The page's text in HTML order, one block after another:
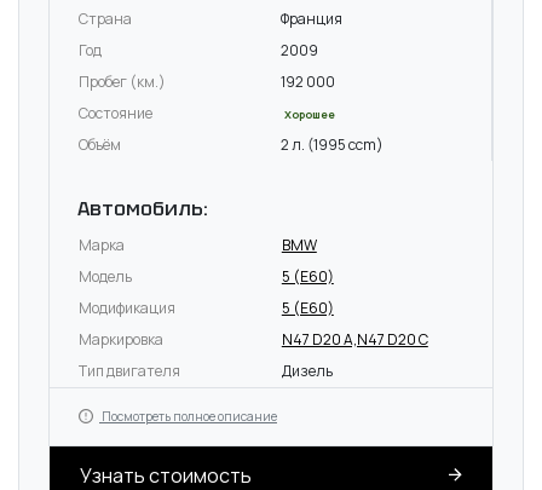
Страна
Франция
Год
2009
Пробег (км.)
192 000
Состояние
Хорошее
Объём 2 л. (1995 ccm)
Автомобиль:
Марка
BMW
Модель
5 (E60)
Модификация
5 (E60)
Маркировка
N47 D20 A,N47 D20 C
Тип двигателя
Дизель
Посмотреть полное описание
Узнать стоимость